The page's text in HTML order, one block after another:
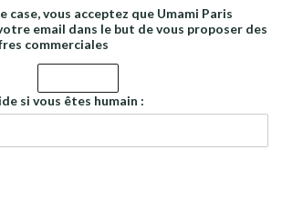
case, vous acceptez que Umami Paris
email dans le but de vous proposer des
commerciales
si vous êtes humain :